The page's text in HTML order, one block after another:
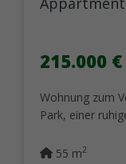
215.000 €
Wohnung zum
Park, einer
55 m2